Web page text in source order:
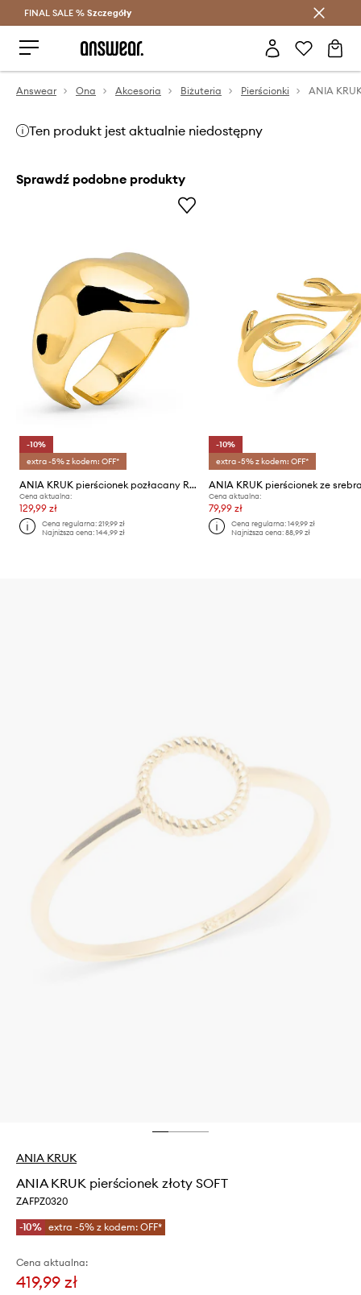
Oszczędzaj z Answear Club >
FINAL SALE % Szczegóły
Answear Ona Akcesoria Biżuteria Pierścionki ANIA
Ten produkt jest aktualnie niedostępny
Sprawdź podobne produkty
-10%
extra -5% z kodem: OFF*
ANIA KRUK pierścionek pozłacany ROMANTICA
Cena aktualna:
129,99 zł
Cena regularna:219,99 zł
Najniższa cena:144,99 zł
-10%
extra -5% z kodem: OFF*
Cena aktualna:
79,99 zł
Cena regularna: 149,99 zł
Najniższa cena: 88,99 zł
ANIA KRUK
ANIA KRUK pierścionek złoty SOFT
ZAFPZ0320
-10% extra -5% z kodem: OFF*
Cena aktualna:
419,99 zł